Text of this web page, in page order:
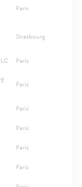
Paris
Strasbourg
Paris
Paris
Paris
Paris
Paris
Paris